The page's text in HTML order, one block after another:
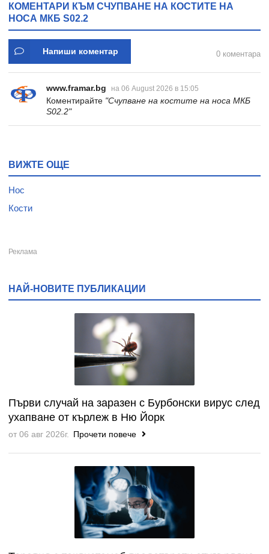
КОМЕНТАРИ КЪМ СЧУПВАНЕ НА КОСТИТЕ НА
НОСА МКБ S02.2
Напиши коментар 0 коментара
www.framar.bg на 06 August 2026 в 15:05
Коментирайте "Счупване на костите на носа МКБ
S02.2"
ВИЖТЕ ОЩЕ
Нос
Кости
НАЙ-НОВИТЕ ПУБЛИКАЦИИ
Първи случай на заразен с Бурбонски вирус след
ухапване от кърлеж в Ню Йорк
от 06 авг 2026г. Прочети повече